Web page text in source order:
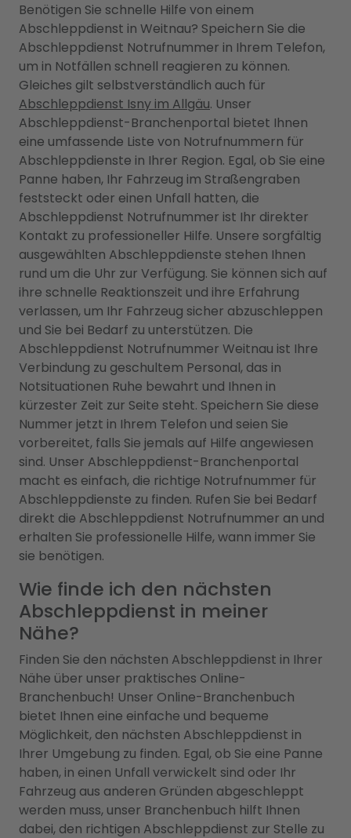
Benötigen Sie schnelle Hilfe von einem
Abschleppdienst in Weitnau? Speichern Sie die
Abschleppdienst Notrufnummer in Ihrem Telefon,
um in Notfällen schnell reagieren zu können.
Gleiches gilt selbstverständlich auch für
Abschleppdienst Isny im Allgäu. Unser
Abschleppdienst-Branchenportal bietet Ihnen
eine umfassende Liste von Notrufnummern für
Abschleppdienste in Ihrer Region. Egal, ob Sie eine
Panne haben, Ihr Fahrzeug im Straßengraben
feststeckt oder einen Unfall hatten, die
Abschleppdienst Notrufnummer ist Ihr direkter
Kontakt zu professioneller Hilfe. Unsere sorgfältig
ausgewählten Abschleppdienste stehen Ihnen
rund um die Uhr zur Verfügung. Sie können sich auf
ihre schnelle Reaktionszeit und ihre Erfahrung
verlassen, um Ihr Fahrzeug sicher abzuschleppen
und Sie bei Bedarf zu unterstützen. Die
Abschleppdienst Notrufnummer Weitnau ist Ihre
Verbindung zu geschultem Personal, das in
Notsituationen Ruhe bewahrt und Ihnen in
kürzester Zeit zur Seite steht. Speichern Sie diese
Nummer jetzt in Ihrem Telefon und seien Sie
vorbereitet, falls Sie jemals auf Hilfe angewiesen
sind. Unser Abschleppdienst-Branchenportal
macht es einfach, die richtige Notrufnummer für
Abschleppdienste zu finden. Rufen Sie bei Bedarf
direkt die Abschleppdienst Notrufnummer an und
erhalten Sie professionelle Hilfe, wann immer Sie
sie benötigen.
Wie finde ich den nächsten
Abschleppdienst in meiner
Nähe?
Finden Sie den nächsten Abschleppdienst in Ihrer
Nähe über unser praktisches Online-
Branchenbuch! Unser Online-Branchenbuch
bietet Ihnen eine einfache und bequeme
Möglichkeit, den nächsten Abschleppdienst in
Ihrer Umgebung zu finden. Egal, ob Sie eine Panne
haben, in einen Unfall verwickelt sind oder Ihr
Fahrzeug aus anderen Gründen abgeschleppt
werden muss, unser Branchenbuch hilft Ihnen
dabei, den richtigen Abschleppdienst zur Stelle zu